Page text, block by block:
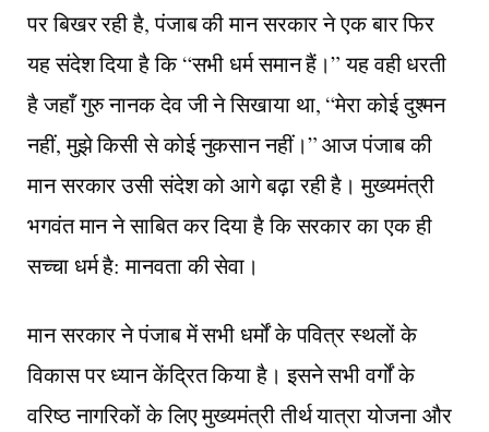
पर बिखर रही है, पंजाब की मान सरकार ने एक बार फिर
यह संदेश दिया है कि “सभी धर्म समान हैं।” यह वही धरती
है जहाँ गुरु नानक देव जी ने सिखाया था, “मेरा कोई दुश्मन
नहीं, मुझे किसी से कोई नुकसान नहीं।” आज पंजाब की
मान सरकार उसी संदेश को आगे बढ़ा रही है। मुख्यमंत्री
भगवंत मान ने साबित कर दिया है कि सरकार का एक ही
सच्चा धर्म है: मानवता की सेवा।
मान सरकार ने पंजाब में सभी धर्मों के पवित्र स्थलों के
विकास पर ध्यान केंद्रित किया है। इसने सभी वर्गों के
वरिष्ठ नागरिकों के लिए मुख्यमंत्री तीर्थ यात्रा योजना और